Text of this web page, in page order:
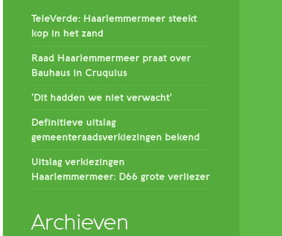
TeleVerde: Haarlemmermeer steekt
kop in het zand
Raad Haarlemmermeer praat over
Bauhaus in Cruquius
’Dit hadden we niet verwacht’
Definitieve uitslag
gemeenteraadsverkiezingen bekend
Uitslag verkiezingen
Haarlemmermeer: D66 grote verliezer
Archieven